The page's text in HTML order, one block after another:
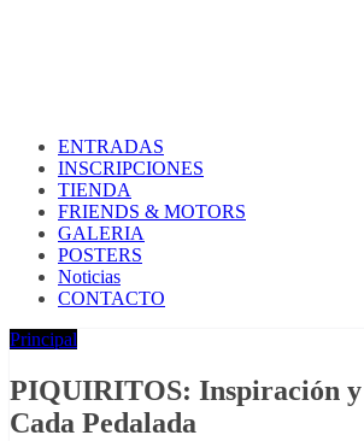
ENTRADAS
INSCRIPCIONES
TIENDA
FRIENDS & MOTORS
GALERIA
POSTERS
Noticias
CONTACTO
Principal
PIQUIRITOS: Inspiración
Cada Pedalada